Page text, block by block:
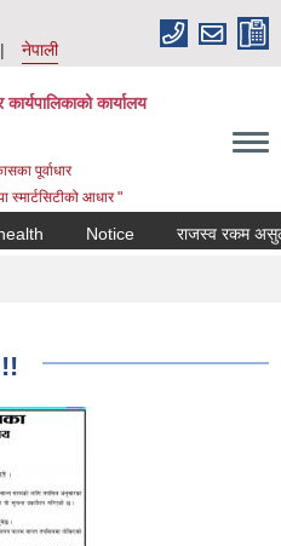
नेपाली
कार्यालय
पूर्वाधार
स्मार्टसिटीको आधार "
Notice राजस्व रकम